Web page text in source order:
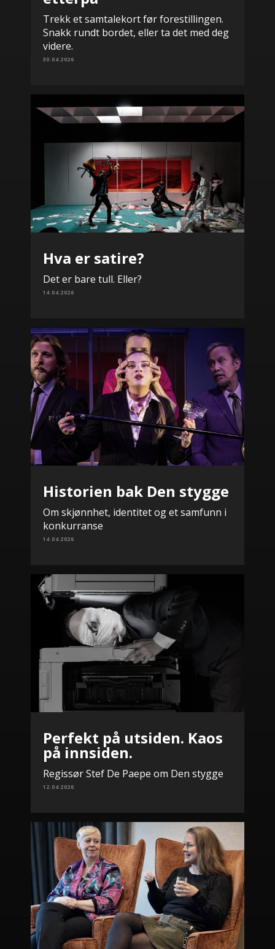
Trekk et samtalekort før forestillingen.
Snakk rundt bordet, eller ta det med deg
videre.
30.04.2026
Hva er satire?
Det er bare tull. Eller?
14.04.2026
Historien bak Den stygge
Om skjønnhet, identitet og et samfunn i
konkurranse
14.04.2026
Perfekt på utsiden. Kaos
på innsiden.
Regissør Stef De Paepe om Den stygge
12.04.2026